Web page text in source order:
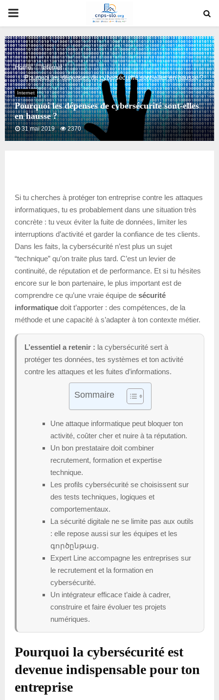
PRIMARY
MENU
Home
Internet
Pourquoi les dépenses de cybersécurité sont-elles en hausse ?
Internet
Pourquoi les dépenses de cybersécurité sont-elles
en hausse ?
31 mai 2019 2370
Si tu cherches à protéger ton entreprise contre les attaques
informatiques, tu es probablement dans une situation très
concrète : tu veux éviter la fuite de données, limiter les
interruptions d’activité et garder la confiance de tes clients.
Dans les faits, la cybersécurité n’est plus un sujet
“technique” qu’on traite plus tard. C’est un levier de
continuité, de réputation et de performance. Et si tu hésites
encore sur le bon partenaire, le plus important est de
comprendre ce qu’une vraie équipe de sécurité
informatique doit t’apporter : des compétences, de la
méthode et une capacité à s’adapter à ton contexte métier.
L’essentiel a retenir : la cybersécurité sert à
protéger tes données, tes systèmes et ton activité
contre les attaques et les fuites d’informations.
Sommaire
Une attaque informatique peut bloquer ton
activité, coûter cher et nuire à ta réputation.
Un bon prestataire doit combiner
recrutement, formation et expertise
technique.
Les profils cybersécurité se choisissent sur
des tests techniques, logiques et
comportementaux.
La sécurité digitale ne se limite pas aux outils
: elle repose aussi sur les équipes et les
գործընթաց.
Expert Line accompagne les entreprises sur
le recrutement et la formation en
cybersécurité.
Un intégrateur efficace t’aide à cadrer,
construire et faire évoluer tes projets
numériques.
Pourquoi la cybersécurité est
devenue indispensable pour ton
entreprise